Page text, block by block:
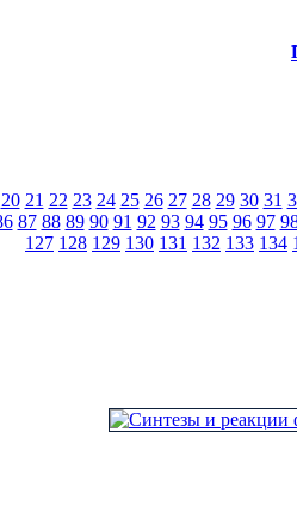
20 21 22 23 24 25 26 27 28 29 30 31
87 88 89 90 91 92 93 94 95 96 97
127 128 129 130 131 132 133 134